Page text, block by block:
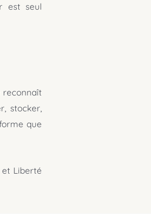
est seul
reconnaît
stocker,
que
Liberté